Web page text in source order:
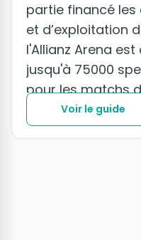
partie financé
et d’exploitation
l'Allianz Arena
jusqu'à 75000
pour les matchs
de football
Voir le guide